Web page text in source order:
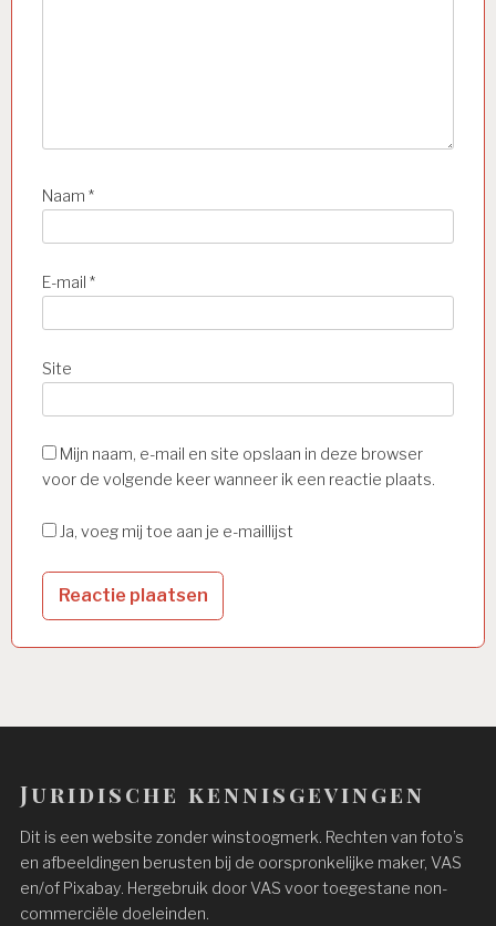
Naam *
E-mail *
Site
Mijn naam, e-mail en site opslaan in deze browser
voor de volgende keer wanneer ik een reactie plaats.
Ja, voeg mij toe aan je e-maillijst
Juridische kennisgevingen
Dit is een website zonder winstoogmerk. Rechten van foto’s
en afbeeldingen berusten bij de oorspronkelijke maker, VAS
en/of Pixabay. Hergebruik door VAS voor toegestane non-
commerciële doeleinden.